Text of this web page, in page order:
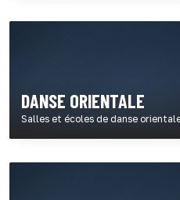
DANSE ORIENTALE
Salles et écoles de danse